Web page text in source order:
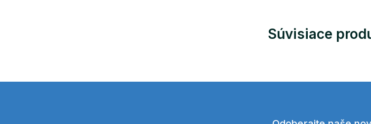
Súvisiace